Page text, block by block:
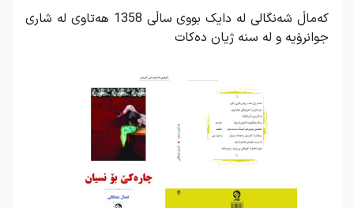
کەماڵ شەنگالی لە دایک بووی ساڵی 1358 هەتاوی لە شاری
جوانرۆیە و لە سنە ژیان دەکات